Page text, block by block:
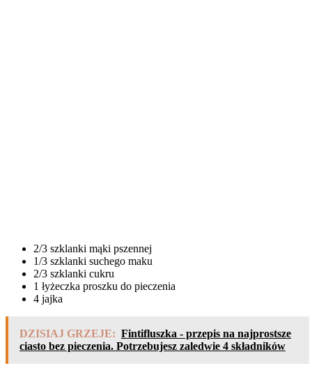
2/3 szklanki mąki pszennej
1/3 szklanki suchego maku
2/3 szklanki cukru
1 łyżeczka proszku do pieczenia
4 jajka
DZISIAJ GRZEJE: Fintifluszka - przepis na najprostsze
ciasto bez pieczenia. Potrzebujesz zaledwie 4 składników